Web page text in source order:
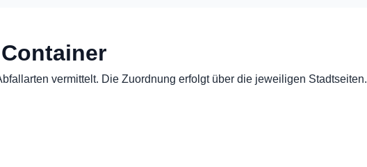
vermittelt. Die Zuordnung erfolgt über die jeweiligen Stadtseiten.